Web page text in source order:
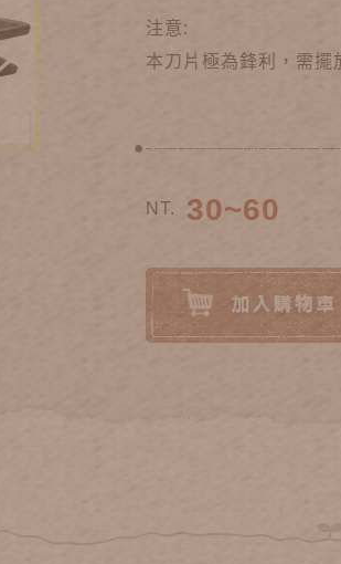
注意:
本刀片極為鋒利，需擺
NT. 30~60